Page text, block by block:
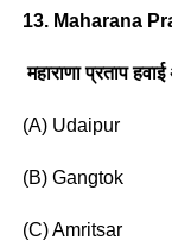
13. Maharana
महाराणा प्रताप
(A) Udaipur
(B) Gangtok
(C) Amritsar